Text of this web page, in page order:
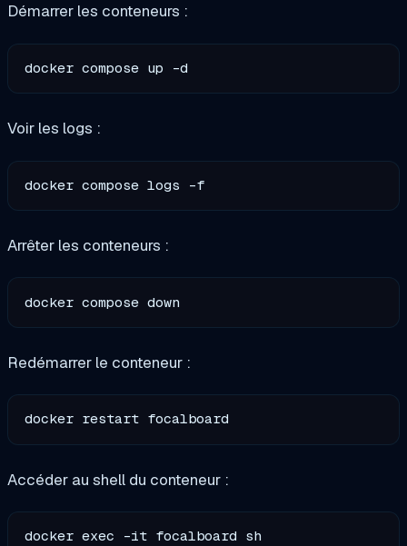
Démarrer les conteneurs :
Voir les logs :
Arrêter les conteneurs :
Redémarrer le conteneur :
Accéder au shell du conteneur :